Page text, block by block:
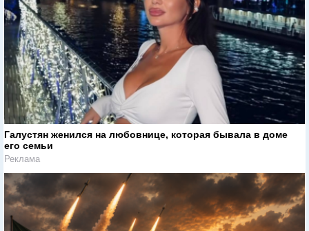
Галустян женился на любовнице, которая бывала в доме
его семьи
Реклама